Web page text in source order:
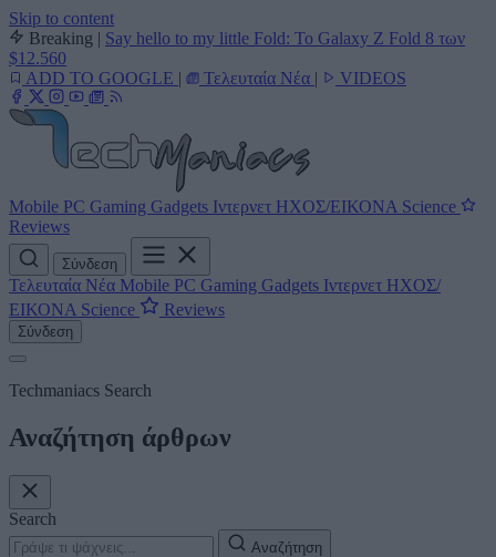
Skip to content
Breaking | Say hello to my little Fold: Το Galaxy Z Fold 8 των
$12.560
ADD TO GOOGLE | Τελευταία Νέα | VIDEOS
Mobile PC Gaming Gadgets Ιντερνετ ΗΧΟΣ/ΕΙΚΟΝΑ Science
Reviews
Σύνδεση
Τελευταία Νέα Mobile PC Gaming Gadgets Ιντερνετ ΗΧΟΣ/
ΕΙΚΟΝΑ Science Reviews
Σύνδεση
Techmaniacs Search
Αναζήτηση άρθρων
Search
Αναζήτηση